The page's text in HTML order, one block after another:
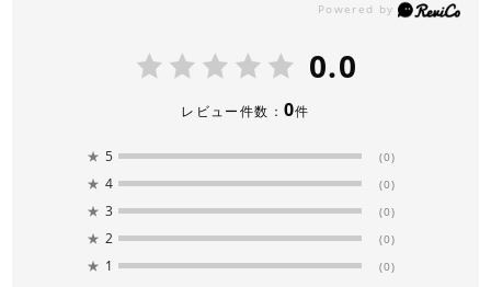
0.0
レビュー件数： 0件
★ 5 (0)
★ 4 (0)
★ 3 (0)
★ 2 (0)
★ 1 (0)